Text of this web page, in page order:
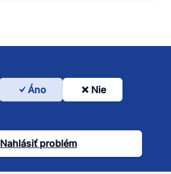
Bol
článok
užitočný?
Áno Nie
Nahlásiť problém